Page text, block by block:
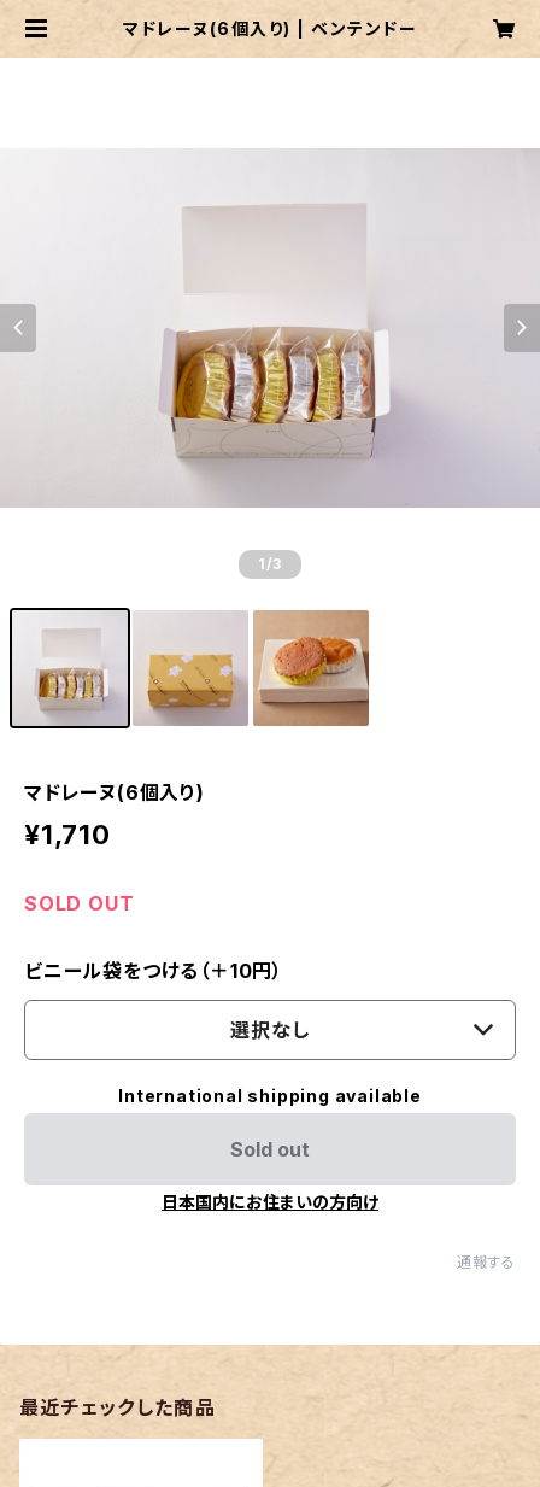
マドレーヌ(6個入り) | ベンテンドー
1 /3
マドレーヌ(6個入り)
¥1,710
SOLD OUT
ビニール袋をつける（＋10円）
選択なし
International shipping available
Sold out
日本国内にお住まいの方向け
通報する
最近チェックした商品